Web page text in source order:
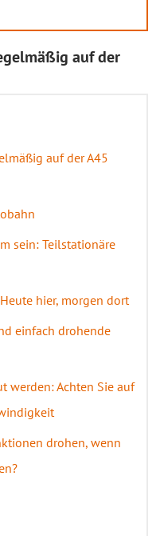
auf der
auf der A45
sein: Teilstationäre
hier, morgen dort
einfach drohende
werden: Achten Sie auf
drohen, wenn